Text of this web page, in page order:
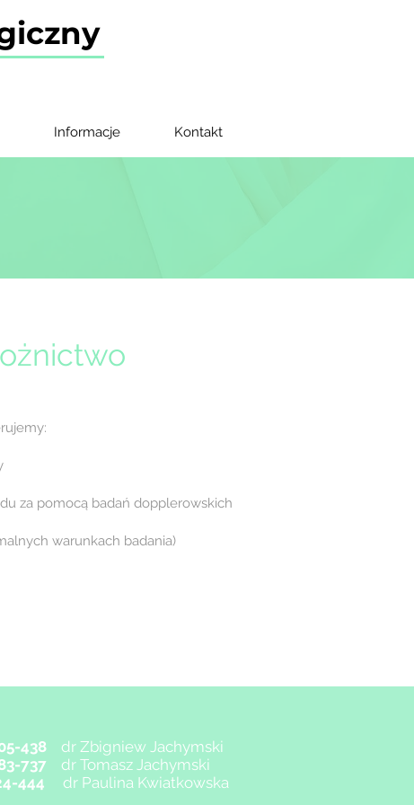
Informacje Kontakt
za pomocą badań dopplerowskich
warunkach badania)
438 dr Zbigniew Jachymski
737 dr Tomasz Jachymski
444 dr Paulina Kwiatkowska